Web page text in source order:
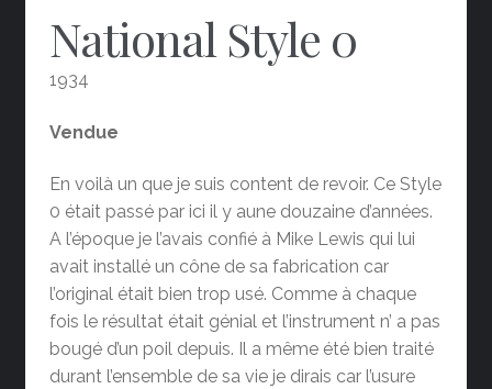
National Style 0
1934
Vendue
En voilà un que je suis content de revoir. Ce Style
0 était passé par ici il y aune douzaine d’années.
A l’époque je l’avais confié à Mike Lewis qui lui
avait installé un cône de sa fabrication car
l’original était bien trop usé. Comme à chaque
fois le résultat était génial et l’instrument n’ a pas
bougé d’un poil depuis. Il a même été bien traité
durant l’ensemble de sa vie je dirais car l’usure